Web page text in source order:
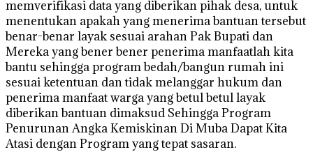
memverifikasi data yang diberikan pihak desa, untuk
menentukan apakah yang menerima bantuan tersebut
benar-benar layak sesuai arahan Pak Bupati dan
Mereka yang bener bener penerima manfaatlah kita
bantu sehingga program bedah/bangun rumah ini
sesuai ketentuan dan tidak melanggar hukum dan
penerima manfaat warga yang betul betul layak
diberikan bantuan dimaksud Sehingga Program
Penurunan Angka Kemiskinan Di Muba Dapat Kita
Atasi dengan Program yang tepat sasaran.